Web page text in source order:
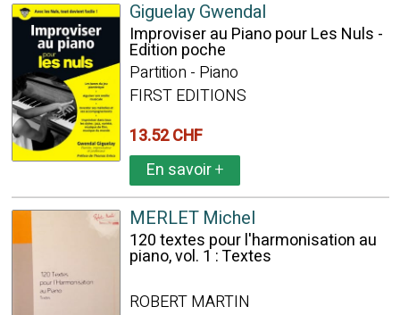
Giguelay Gwendal
Improviser au Piano pour Les Nuls -
Edition poche
Partition - Piano
FIRST EDITIONS
13.52 CHF
En savoir+
MERLET Michel
120 textes pour l'harmonisation au
piano, vol. 1 : Textes
ROBERT MARTIN